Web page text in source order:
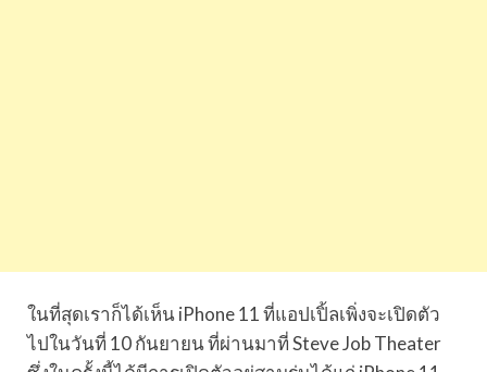
ในที่สุดเราก็ได้เห็น iPhone 11 ที่แอปเปิ้ลเพิ่งจะเปิดตัว
ไปในวันที่ 10 กันยายน ที่ผ่านมาที่ Steve Job Theater